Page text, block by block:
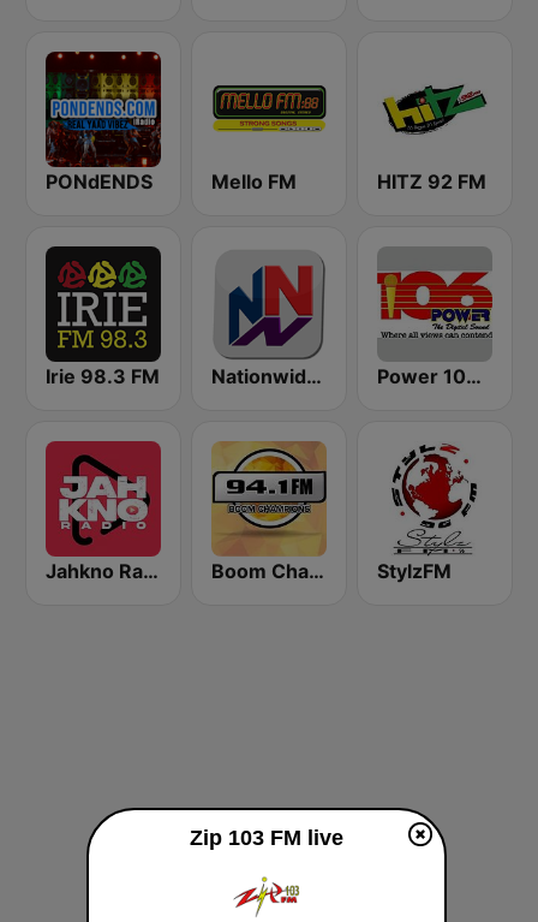
PONdENDS Mello FM HITZ 92 FM
Irie 98.3 FM Nationwide News Network Power 106.1 FM
Jahkno Radio Boom Champions 94.1 FM StylzFM
Zip 103 FM live